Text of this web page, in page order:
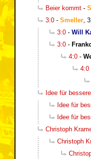
Beier kommt -
3:0 - Smeller
3:0 - Will
3:0 -
4:0 -
4:0
Idee für
Idee für
Idee für
Christoph
Christoph